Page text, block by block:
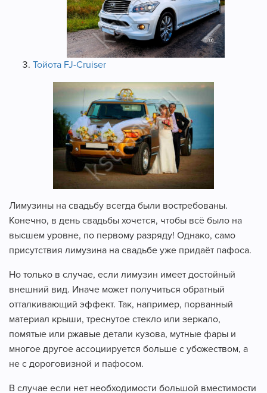
Тойота FJ-Cruiser
Лимузины на свадьбу всегда были востребованы.
Конечно, в день свадьбы хочется, чтобы всё было на
высшем уровне, по первому разряду! Однако, само
присутствия лимузина на свадьбе уже придаёт пафоса.
Но только в случае, если лимузин имеет достойный
внешний вид. Иначе может получиться обратный
отталкивающий эффект. Так, например, порванный
материал крыши, треснутое стекло или зеркало,
помятые или ржавые детали кузова, мутные фары и
многое другое ассоциируется больше с убожеством, а
не с дороговизной и пафосом.
В случае если нет необходимости большой вместимости